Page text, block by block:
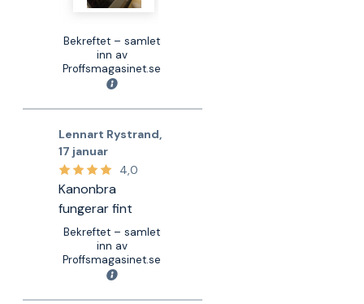
Bekreftet – samlet
inn av
Proffsmagasinet.se
Lennart Rystrand,
17 januar
4,0
Kanonbra
fungerar fint
Bekreftet – samlet
inn av
Proffsmagasinet.se